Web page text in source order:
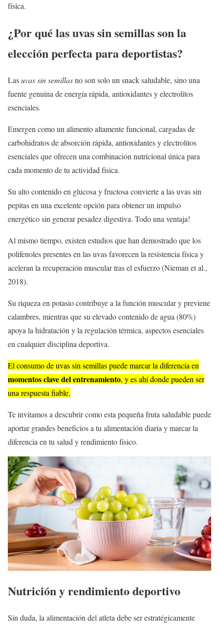
física.
¿Por qué las uvas sin semillas son la
elección perfecta para deportistas?
Lasuvas sin semillasno son solo un snack saludable, sino una
fuente genuina de energía rápida, antioxidantes y electrolitos
esenciales.
Emergen como un alimento altamente funcional, cargadas de
carbohidratos de absorción rápida, antioxidantes y electrolitos
esenciales que ofrecen una combinación nutricional única para
cada momento de tu actividad física.
Su alto contenido en glucosa y fructosa convierte a las uvas sin
pepitas en una excelente opción para obtener un impulso
energético sin generar pesadez digestiva. Todo una ventaja!
Al mismo tiempo, existen estudios que han demostrado que los
polifenoles presentes en las uvas favorecen la resistencia física y
aceleran la recuperación muscular tras el esfuerzo (Nieman et al.,
2018).
Su riqueza en potasio contribuye a la función muscular y previene
calambres, mientras que su elevado contenido de agua (80%)
apoya la hidratación y la regulación térmica, aspectos esenciales
en cualquier disciplina deportiva.
El consumo de uvas sin semillas puede marcar la diferencia en
momentos clave del entrenamiento, y es ahí donde pueden ser
una respuesta fiable.
Te invitamos a descubrir como esta pequeña fruta saludable puede
aportar grandes beneficios a tu alimentación diaria y marcar la
diferencia en tu salud y rendimiento físico.
Nutrición y rendimiento deportivo
Sin duda, la alimentación del atleta debe ser estratégicamente